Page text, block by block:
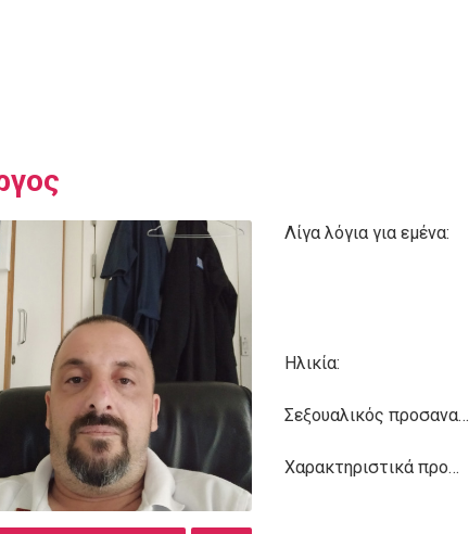
Λίγα λόγια για εμένα:
Ηλικία:
Σεξουαλικός προσανατολισμός:
Χαρακτηριστικά προσωπικότητας: